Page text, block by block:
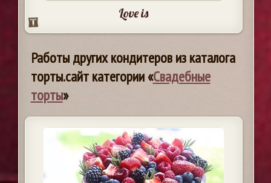
Love is
Работы других кондитеров из каталога
торты.сайт категории «Свадебные
торты»